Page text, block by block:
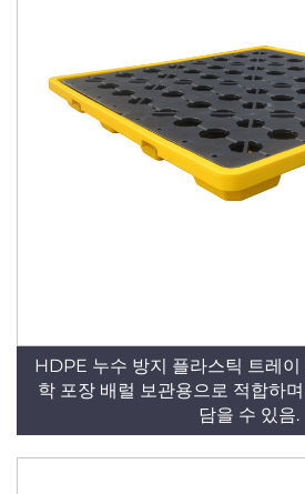
HDPE 누수 방지 플라스틱 트레
학 포장 배럴 보관용으로 적합하
담을 수 있음.